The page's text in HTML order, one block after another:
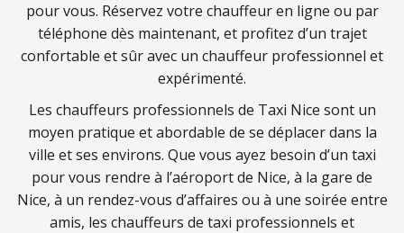
pour vous. Réservez votre chauffeur en ligne ou par
téléphone dès maintenant, et profitez d’un trajet
confortable et sûr avec un chauffeur professionnel et
expérimenté.
Les chauffeurs professionnels de Taxi Nice sont un
moyen pratique et abordable de se déplacer dans la
ville et ses environs. Que vous ayez besoin d’un taxi
pour vous rendre à l’aéroport de Nice, à la gare de
Nice, à un rendez-vous d’affaires ou à une soirée entre
amis, les chauffeurs de taxi professionnels et